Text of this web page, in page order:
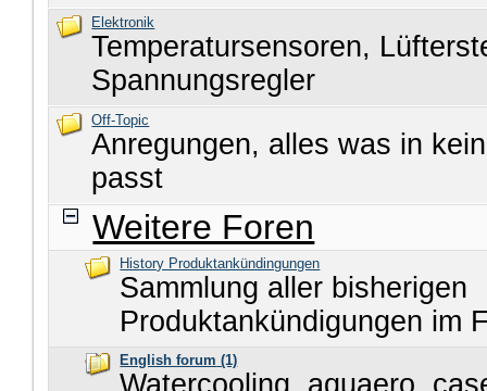
Elektronik
Temperatursensoren,
Spannungsregler
Off-Topic
Anregungen, alles was in
passt
Weitere Foren
History Produktankündingungen
Sammlung aller bisherigen
Produktankündigungen im
English forum (1)
Watercooling, aquaero,